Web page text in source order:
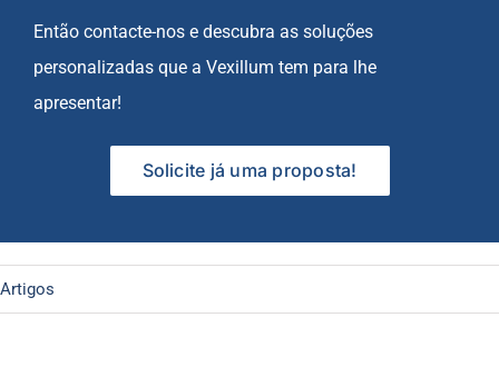
Então contacte-nos e descubra as soluções
personalizadas que a Vexillum tem para lhe
apresentar!
Solicite já uma proposta!
Artigos